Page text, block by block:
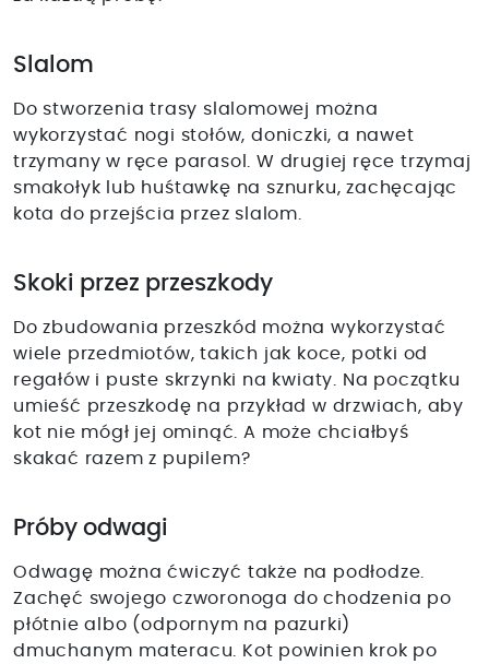
Slalom
Do stworzenia trasy slalomowej można
wykorzystać nogi stołów, doniczki, a nawet
trzymany w ręce parasol. W drugiej ręce trzymaj
smakołyk lub huśtawkę na sznurku, zachęcając
kota do przejścia przez slalom.
Skoki przez przeszkody
Do zbudowania przeszkód można wykorzystać
wiele przedmiotów, takich jak koce, potki od
regałów i puste skrzynki na kwiaty. Na początku
umieść przeszkodę na przykład w drzwiach, aby
kot nie mógł jej ominąć. A może chciałbyś
skakać razem z pupilem?
Próby odwagi
Odwagę można ćwiczyć także na podłodze.
Zachęć swojego czworonoga do chodzenia po
płótnie albo (odpornym na pazurki)
dmuchanym materacu. Kot powinien krok po